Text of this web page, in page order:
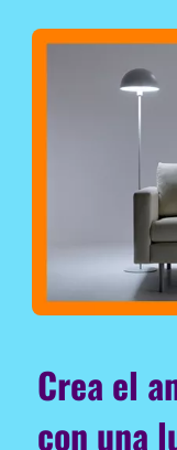
Crea el
con una